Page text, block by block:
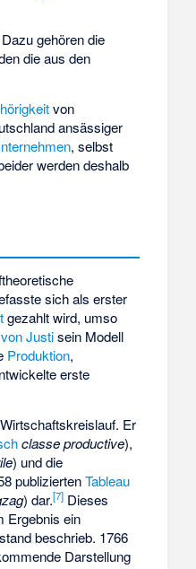
gehören die
die aus den
von
ansässiger
, selbst
werden deshalb
sich als erster
gezahlt wird, umso
Justisein Modell
Produktion,
erste
Er
classe productive),
) und die
publiziertenTableau
) dar.[7] Dieses
Ergebnis ein
beschrieb. 1766
Darstellung